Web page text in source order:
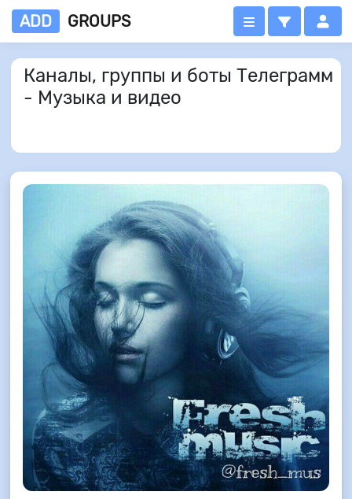
ADD GROUPS
Каналы, группы и боты Телеграмм
- Музыка и видео